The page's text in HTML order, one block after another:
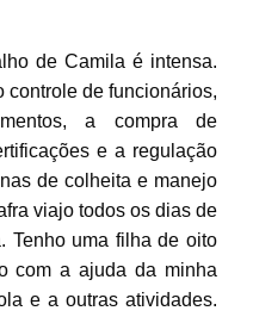
de Camila é intensa.
controle de funcionários,
a compra de
e a regulação
de colheita e manejo
viajo todos os dias de
Tenho uma filha de oito
com a ajuda da minha
e a outras atividades.